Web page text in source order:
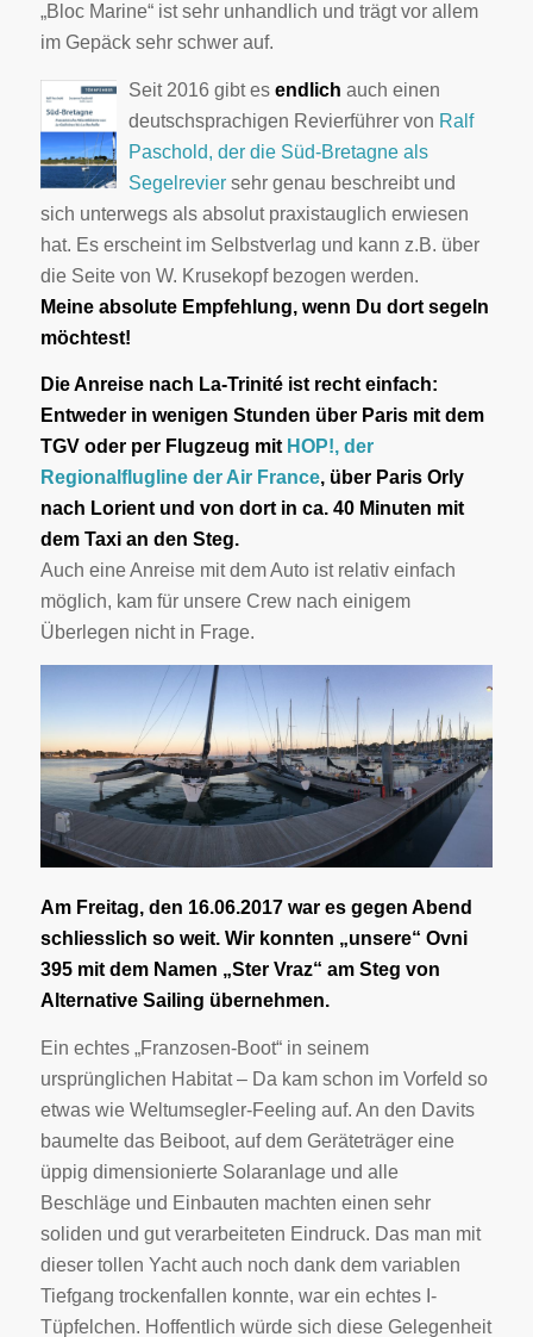
„Bloc Marine“ ist sehr unhandlich und trägt vor allem
im Gepäck sehr schwer auf.
Seit 2016 gibt es endlich auch einen
deutschsprachigen Revierführer von Ralf
Paschold, der die Süd-Bretagne als
Segelreviersehr genau beschreibt und
sich unterwegs als absolut praxistauglich erwiesen
hat. Es erscheint im Selbstverlag und kann z.B. über
die Seite von W. Krusekopf bezogen werden.
Meine absolute Empfehlung, wenn Du dort segeln
möchtest!
Die Anreise nach La-Trinité ist recht einfach:
Entweder in wenigen Stunden über Paris mit dem
TGV oder per Flugzeug mit HOP!, der
Regionalflugline der Air France, über Paris Orly
nach Lorient und von dort in ca. 40 Minuten mit
dem Taxi an den Steg.
Auch eine Anreise mit dem Auto ist relativ einfach
möglich, kam für unsere Crew nach einigem
Überlegen nicht in Frage.
Am Freitag, den 16.06.2017 war es gegen Abend
schliesslich so weit. Wir konnten „unsere“ Ovni
395 mit dem Namen „Ster Vraz“ am Steg von
Alternative Sailing übernehmen.
Ein echtes „Franzosen-Boot“ in seinem
ursprünglichen Habitat – Da kam schon im Vorfeld so
etwas wie Weltumsegler-Feeling auf. An den Davits
baumelte das Beiboot, auf dem Geräteträger eine
üppig dimensionierte Solaranlage und alle
Beschläge und Einbauten machten einen sehr
soliden und gut verarbeiteten Eindruck. Das man mit
dieser tollen Yacht auch noch dank dem variablen
Tiefgang trockenfallen konnte, war ein echtes I-
Tüpfelchen. Hoffentlich würde sich diese Gelegenheit